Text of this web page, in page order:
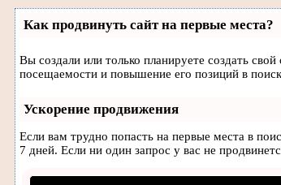
Как продвинуть сайт на первые места?
Вы создали или только планируете создать
посещаемости и повышение его позиций в
Ускорение продвижения
Если вам трудно попасть на первые места в
7 дней. Если ни один запрос у вас не